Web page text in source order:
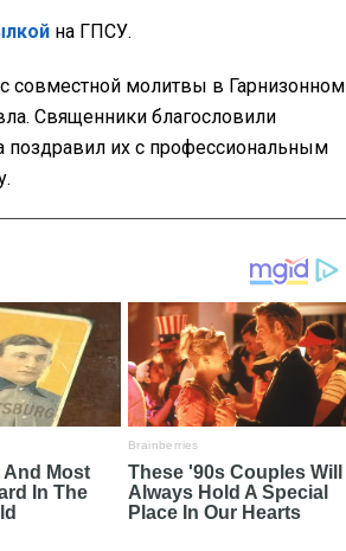
на ГПСУ.
совместной молитвы в Гарнизонном
Священники благословили
поздравил их с профессиональным